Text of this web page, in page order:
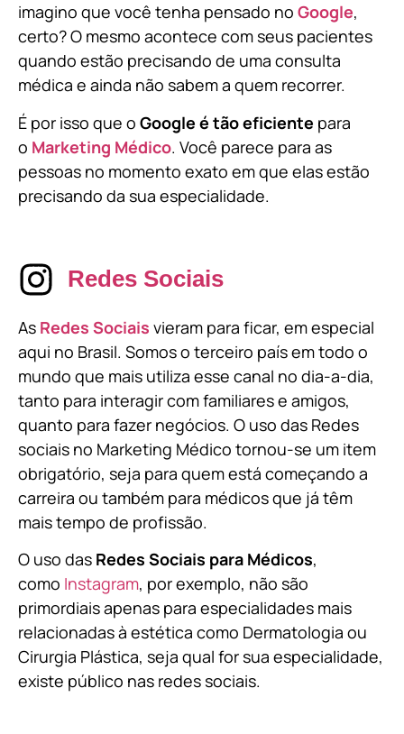
imagino que você tenha pensado no Google,
certo? O mesmo acontece com seus pacientes
quando estão precisando de uma consulta
médica e ainda não sabem a quem recorrer.
É por isso que o Google é tão eficiente para
o Marketing Médico. Você parece para as
pessoas no momento exato em que elas estão
precisando da sua especialidade.
Redes Sociais
As Redes Sociais vieram para ficar, em especial
aqui no Brasil. Somos o terceiro país em todo o
mundo que mais utiliza esse canal no dia-a-dia,
tanto para interagir com familiares e amigos,
quanto para fazer negócios. O uso das Redes
sociais no Marketing Médico tornou-se um item
obrigatório, seja para quem está começando a
carreira ou também para médicos que já têm
mais tempo de profissão.
O uso das Redes Sociais para Médicos,
como Instagram, por exemplo, não são
primordiais apenas para especialidades mais
relacionadas à estética como Dermatologia ou
Cirurgia Plástica, seja qual for sua especialidade,
existe público nas redes sociais.